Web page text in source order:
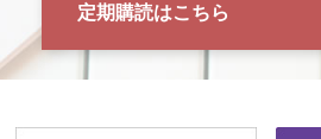
定期購読はこちら